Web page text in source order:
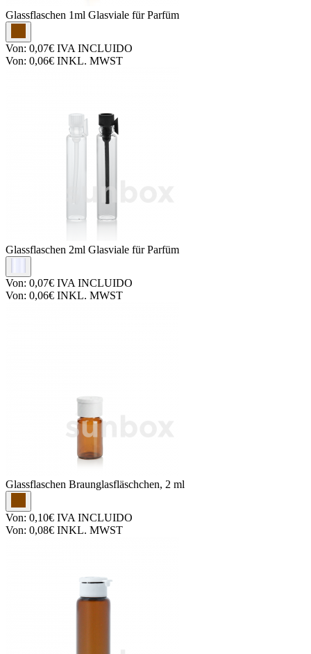
Glassflaschen 1ml Glasviale für Parfüm
Von: 0,07€ IVA INCLUIDO
Von: 0,06€ INKL. MWST
Glassflaschen 2ml Glasviale für Parfüm
Von: 0,07€ IVA INCLUIDO
Von: 0,06€ INKL. MWST
Glassflaschen Braunglasfläschchen, 2 ml
Von: 0,10€ IVA INCLUIDO
Von: 0,08€ INKL. MWST